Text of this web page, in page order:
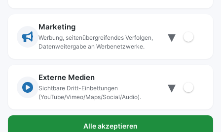
83395 Freilassing
Kontakt
rathaus@freilassing.de
Bankverbindungen der Stadt Freilassing
Marketing
Werbung, seitenübergreifendes Verfolgen,
Datenweitergabe an Werbenetzwerke.
▾
Externe Medien
Sichtbare Dritt-Einbettungen
(YouTube/Vimeo/Maps/Social/Audio).
▾
Alle akzeptieren